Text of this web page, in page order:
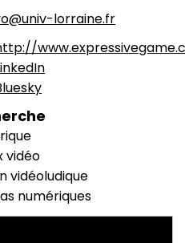
lorraine.fr
vidéo
vidéoludique
numériques